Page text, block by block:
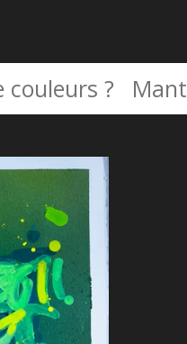
couleurs ?